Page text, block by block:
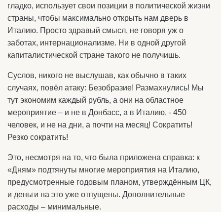
гладко, использует свои позиции в политической жизни
страны, чтобы максимально открыть нам дверь в
Италию. Просто здравый смысл, не говоря уж о
заботах, интернационализме. Ни в одной другой
капиталистической стране такого не получишь.
Суслов, никого не выслушав, как обычно в таких
случаях, повёл атаку: Безобразие! Размахнулись! Мы
тут экономим каждый рубль, а они на областное
мероприятие – и не в Донбасс, а в Италию, - 450
человек, и не на дни, а почти на месяц! Сократить!
Резко сократить!
Это, несмотря на то, что была приложена справка: к
«Дням» подтянуты многие мероприятия на Италию,
предусмотренные годовым планом, утверждённым ЦК,
и деньги на это уже отпущены. Дополнительные
расходы – минимальные.